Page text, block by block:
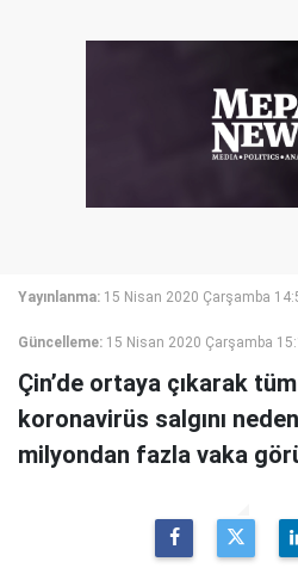
Yayınlanma: 15 Nisan 2020 Çarşamba
Güncelleme: 15 Nisan 2020 Çarşamba
Çin’de ortaya çıkarak
koronavirüs salgını
milyondan fazla vaka